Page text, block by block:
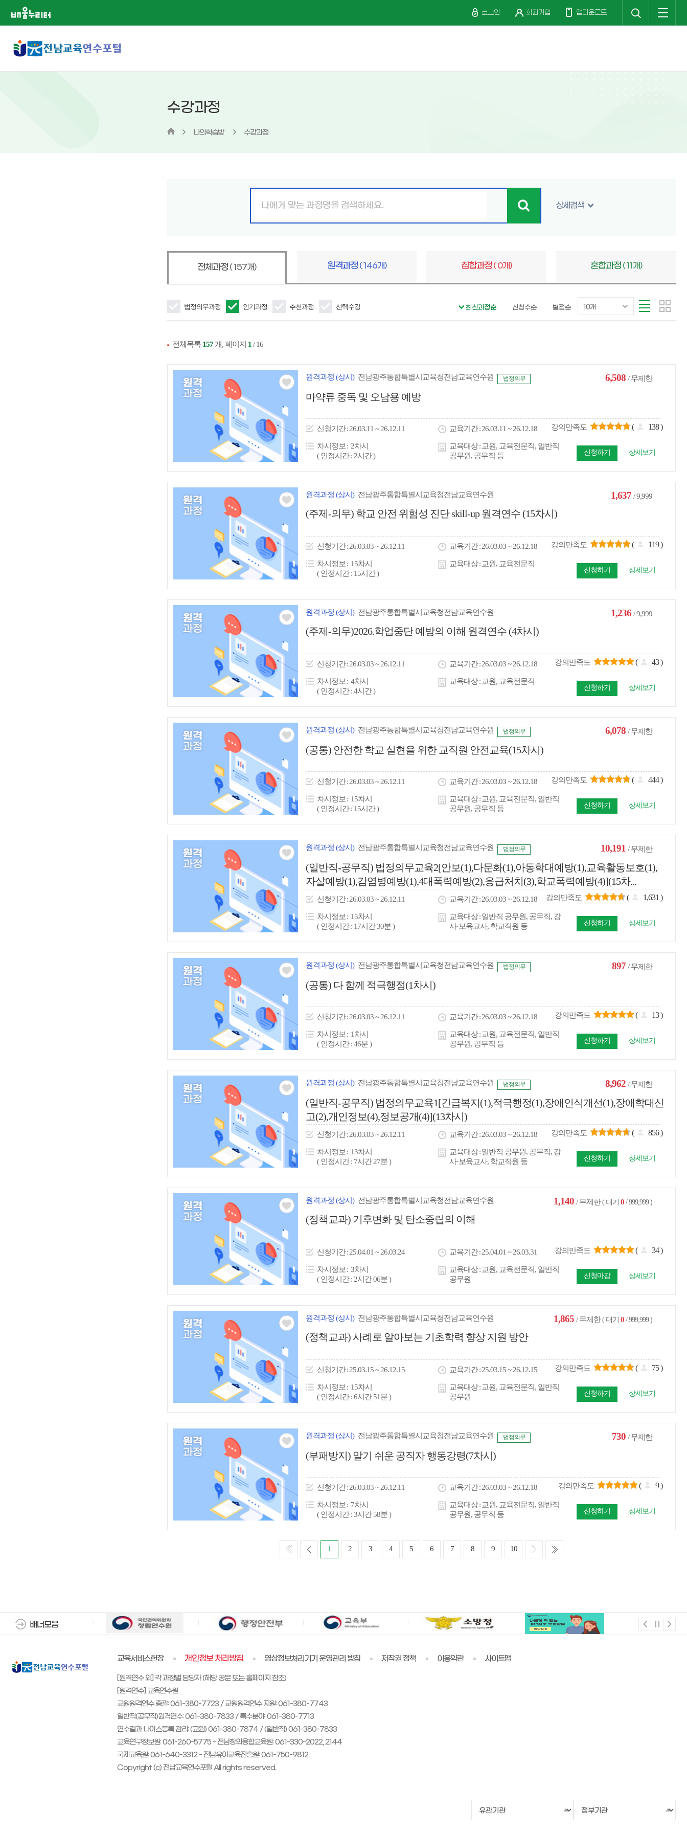
로그인 회원가입 앱다운로드
뉴
수강과정
나의학습방 수강과정
력
검
상세검색
전체과정 ( 157개) 원격과정 ( 146개) 집합과정 ( 0개) 혼합과정 ( 11개)
법정의무과정 인기과정 추천과정 선택수강 최신과정순 신청수순 별점순
목
10개
리
스
카
드
전체목록 157개, 페이지 1/ 16
원격과정 (상시) 전남광주통합특별시교육청전남교육연수원 법정의무
관심
아
이
콘
마약류 중독 및 오남용 예방
신청기간 26.03.11 ~ 26.12.11 교육기간 26.03.11 ~ 26.12.18
차시정보
2차시
( 인정시간 : 2시간 )
교육대상 교원, 교육전문직, 일반직
공무원, 공무직 등
강의만족도 ( 138)
6,508 / 무제한
신청하기 상세보기
원격과정 (상시) 전남광주통합특별시교육청전남교육연수원
관심
아
이
콘
(주제-의무) 학교 안전 위험성 진단 skill-up 원격연수 (15차시)
신청기간 26.03.03 ~ 26.12.11 교육기간 26.03.03 ~ 26.12.18
차시정보
15차시
( 인정시간 : 15시간 )
교육대상 교원, 교육전문직
강의만족도 ( 119)
1,637 / 9,999
신청하기 상세보기
원격과정 (상시) 전남광주통합특별시교육청전남교육연수원
관심
아
이
콘
(주제-의무)2026.학업중단 예방의 이해 원격연수 (4차시)
신청기간 26.03.03 ~ 26.12.11 교육기간 26.03.03 ~ 26.12.18
차시정보
4차시
( 인정시간 : 4시간 )
교육대상 교원, 교육전문직
강의만족도 ( 43)
1,236 / 9,999
신청하기 상세보기
원격과정 (상시) 전남광주통합특별시교육청전남교육연수원 법정의무
관심
아
이
콘
(공통) 안전한 학교 실현을 위한 교직원 안전교육(15차시)
신청기간 26.03.03 ~ 26.12.11 교육기간 26.03.03 ~ 26.12.18
차시정보
15차시
( 인정시간 : 15시간 )
교육대상 교원, 교육전문직, 일반직
공무원, 공무직 등
강의만족도 ( 444)
6,078 / 무제한
신청하기 상세보기
원격과정 (상시) 전남광주통합특별시교육청전남교육연수원 법정의무
관심
아
이
콘
(일반직-공무직) 법정의무교육2[안보(1),다문화(1),아동학대예방(1),교육활동보호(1),
자살예방(1),감염병예방(1),4대폭력예방(2),응급처치(3),학교폭력예방(4)](15차...
신청기간 26.03.03 ~ 26.12.11 교육기간 26.03.03 ~ 26.12.18
차시정보
15차시
( 인정시간 : 17시간 30분 )
교육대상 일반직 공무원, 공무직, 강
사·보육교사, 학교직원 등
강의만족도 ( 1,631)
10,191 / 무제한
신청하기 상세보기
원격과정 (상시) 전남광주통합특별시교육청전남교육연수원 법정의무
관심
아
이
콘
(공통) 다 함께 적극행정(1차시)
신청기간 26.03.03 ~ 26.12.11 교육기간 26.03.03 ~ 26.12.18
차시정보
1차시
( 인정시간 : 46분 )
교육대상 교원, 교육전문직, 일반직
공무원, 공무직 등
강의만족도 ( 13)
897 / 무제한
신청하기 상세보기
원격과정 (상시) 전남광주통합특별시교육청전남교육연수원 법정의무
관심
아
이
콘
(일반직-공무직) 법정의무교육1[긴급복지(1),적극행정(1),장애인식개선(1),장애학대신
고(2),개인정보(4),정보공개(4)](13차시)
신청기간 26.03.03 ~ 26.12.11 교육기간 26.03.03 ~ 26.12.18
차시정보
13차시
( 인정시간 : 7시간 27분 )
교육대상 일반직 공무원, 공무직, 강
사·보육교사, 학교직원 등
강의만족도 ( 856)
8,962 / 무제한
신청하기 상세보기
원격과정 (상시) 전남광주통합특별시교육청전남교육연수원
관심
아
이
콘
(정책교과) 기후변화 및 탄소중립의 이해
신청기간 25.04.01 ~ 26.03.24 교육기간 25.04.01 ~ 26.03.31
차시정보
3차시
( 인정시간 : 2시간 06분 )
교육대상 교원, 교육전문직, 일반직
공무원
강의만족도 ( 34)
1,140 / 무제한( 대기 0 / 999,999 )
신청마감 상세보기
원격과정 (상시) 전남광주통합특별시교육청전남교육연수원
관심
아
이
콘
(정책교과) 사례로 알아보는 기초학력 향상 지원 방안
신청기간 25.03.15 ~ 26.12.15 교육기간 25.03.15 ~ 26.12.15
차시정보
15차시
( 인정시간 : 6시간 51분 )
교육대상 교원, 교육전문직, 일반직
공무원
강의만족도 ( 75)
1,865 / 무제한( 대기 0 / 999,999 )
신청하기 상세보기
원격과정 (상시) 전남광주통합특별시교육청전남교육연수원 법정의무
관심
아
이
콘
(부패방지) 알기 쉬운 공직자 행동강령(7차시)
신청기간 26.03.03 ~ 26.12.11 교육기간 26.03.03 ~ 26.12.18
차시정보
7차시
( 인정시간 : 3시간 58분 )
교육대상 교원, 교육전문직, 일반직
공무원, 공무직 등
강의만족도 ( 9)
730 / 무제한
신청하기 상세보기
처
이
1 2 3 4 5 6 7 8 9 10
다
마
배너모음
교육서비스헌장 개인정보 처리방침 영상정보처리기기 운영관리 방침 저작권 정책 이용약관 사이트맵
[원격연수 외] 각 과정별 담당자 (해당 공문 또는 홈페이지 참조)
[원격연수] 교육연수원
교원원격연수 총괄: 061-380-7723 / 교원원격연수 지원: 061-380-7743
일반직(공무직)원격연수: 061-380-7833 / 특수분야: 061-380-7713
연수결과 나이스등록 관리: (교원) 061-380-7874 / (일반직) 061-380-7833
교육연구정보원: 061-260-5775 - 전남창의융합교육원: 061-330-2022, 2144
국제교육원: 061-640-3312 - 전남유아교육진흥원: 061-750-9812
Copyright (c) 전남교육연수포털 All rights reserved.